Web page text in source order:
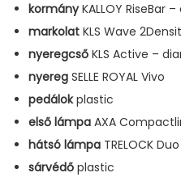
kormányKALLOY
markolat KLS Wave
nyeregcső KLS Active –
nyereg SELLE ROYAL Vivo
pedálokplastic
első lámpa AXA
hátsó lámpa TRELOCK
sárvédő plastic